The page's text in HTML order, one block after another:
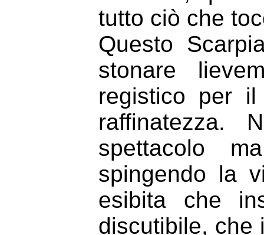
tutto ciò che
Questo
stonare
registico per
raffinatezza.
spettacolo
spingendo la
esibita che
discutibile, che